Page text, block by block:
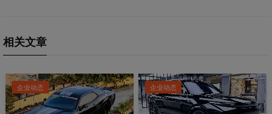
相关文章
企业动态 企业动态